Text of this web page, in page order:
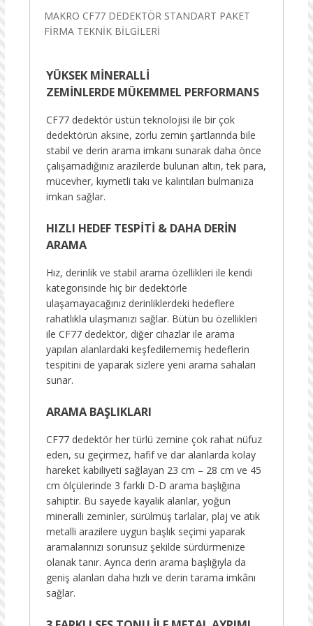
MAKRO CF77 DEDEKTÖR STANDART PAKET
FİRMA TEKNİK BİLGİLERİ
YÜKSEK MİNERALLİ
ZEMİNLERDE MÜKEMMEL PERFORMANS
CF77 dedektör üstün teknolojisi ile bir çok
dedektörün aksine, zorlu zemin şartlarında bile
stabil ve derin arama imkanı sunarak daha önce
çalışamadığınız arazilerde bulunan altın, tek para,
mücevher, kıymetli takı ve kalıntıları bulmanıza
imkan sağlar.
HIZLI HEDEF TESPİTİ & DAHA DERİN
ARAMA
Hız, derinlik ve stabil arama özellikleri ile kendi
kategorisinde hiç bir dedektörle
ulaşamayacağınız derinliklerdeki hedeflere
rahatlıkla ulaşmanızı sağlar. Bütün bu özellikleri
ile CF77 dedektör, diğer cihazlar ile arama
yapılan alanlardaki keşfedilememiş hedeflerin
tespitini de yaparak sizlere yeni arama sahaları
sunar.
ARAMA BAŞLIKLARI
CF77 dedektör her türlü zemine çok rahat nüfuz
eden, su geçirmez, hafif ve dar alanlarda kolay
hareket kabiliyeti sağlayan 23 cm – 28 cm ve 45
cm ölçülerinde 3 farklı D-D arama başlığına
sahiptir. Bu sayede kayalık alanlar, yoğun
mineralli zeminler, sürülmüş tarlalar, plaj ve atık
metalli arazilere uygun başlık seçimi yaparak
aramalarınızı sorunsuz şekilde sürdürmenize
olanak tanır. Ayrıca derin arama başlığıyla da
geniş alanları daha hızlı ve derin tarama imkânı
sağlar.